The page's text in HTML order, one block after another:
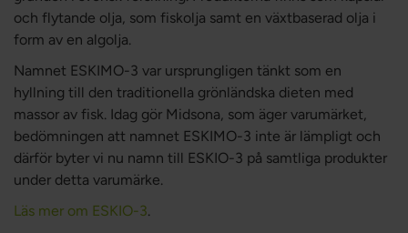
och flytande olja, som fiskolja samt en växtbaserad olja i
form av en algolja.
Namnet ESKIMO-3 var ursprungligen tänkt som en
hyllning till den traditionella grönländska dieten med
massor av fisk. Idag gör Midsona, som äger varumärket,
bedömningen att namnet ESKIMO-3 inte är lämpligt och
därför byter vi nu namn till ESKIO-3 på samtliga produkter
under detta varumärke.
Läs mer om ESKIO-3.